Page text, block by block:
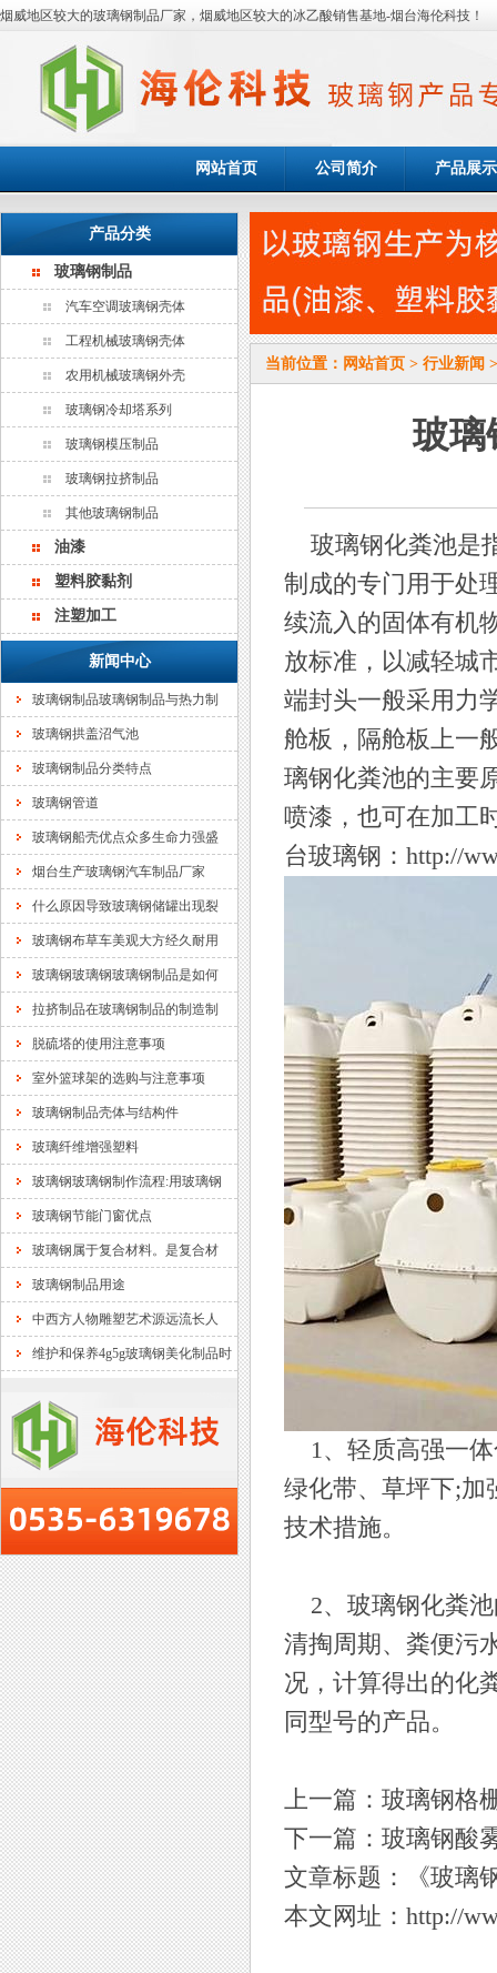
烟威地区较大的玻璃钢制品厂家，烟威地区较大的冰乙酸销售基地-烟台海伦科技！
网站首页 公司简介 产品展示
产品分类
玻璃钢制品
汽车空调玻璃钢壳体
工程机械玻璃钢壳体
农用机械玻璃钢外壳
玻璃钢冷却塔系列
玻璃钢模压制品
玻璃钢拉挤制品
其他玻璃钢制品
油漆
塑料胶黏剂
注塑加工
新闻中心
玻璃钢制品玻璃钢制品与热力制
玻璃钢拱盖沼气池
玻璃钢制品分类特点
玻璃钢管道
玻璃钢船壳优点众多生命力强盛
烟台生产玻璃钢汽车制品厂家
什么原因导致玻璃钢储罐出现裂
玻璃钢布草车美观大方经久耐用
玻璃钢玻璃钢玻璃钢制品是如何
拉挤制品在玻璃钢制品的制造制
脱硫塔的使用注意事项
室外篮球架的选购与注意事项
玻璃钢制品壳体与结构件
玻璃纤维增强塑料
玻璃钢玻璃钢制作流程:用玻璃钢
玻璃钢节能门窗优点
玻璃钢属于复合材料。是复合材
玻璃钢制品用途
中西方人物雕塑艺术源远流长人
维护和保养4g5g玻璃钢美化制品时
当前位置： 网站首页 > 行业新闻 >
玻璃
玻璃钢化粪池是
制成的专门用于处
续流入的固体有机
放标准，以减轻城
端封头一般采用力
舱板，隔舱板上一
璃钢化粪池的主要
喷漆，也可在加工
台玻璃钢：http://
1、轻质高强一体
绿化带、草坪下;加
技术措施。
2、玻璃钢化粪池
清掏周期、粪便污
况，计算得出的化
同型号的产品。
上一篇： 玻璃钢格
下一篇： 玻璃钢酸
文章标题：《玻璃
本文网址： http://